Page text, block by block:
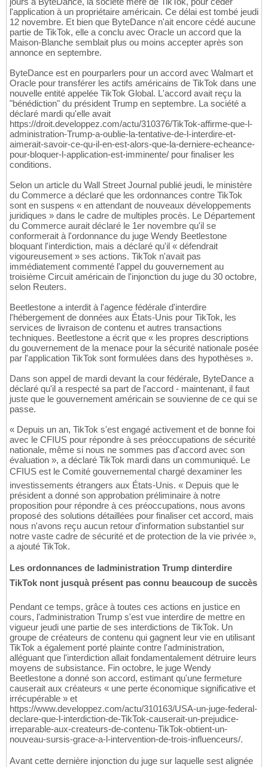
l'application à un propriétaire américain. Ce délai est tombé jeudi
12 novembre. Et bien que ByteDance n'ait encore cédé aucune
partie de TikTok, elle a conclu avec Oracle un accord que la
Maison-Blanche semblait plus ou moins accepter après son
annonce en septembre.
ByteDance est en pourparlers pour un accord avec Walmart et
Oracle pour transférer les actifs américains de TikTok dans une
nouvelle entité appelée TikTok Global. L'accord avait reçu la
"bénédiction" du président Trump en septembre. La société a
déclaré mardi qu'elle avait
https://droit.developpez.com/actu/310376/TikTok-affirme-que-l-
administration-Trump-a-oublie-la-tentative-de-l-interdire-et-
aimerait-savoir-ce-qu-il-en-est-alors-que-la-derniere-echeance-
pour-bloquer-l-application-est-imminente/ pour finaliser les
conditions.
Selon un article du Wall Street Journal publié jeudi, le ministère
du Commerce a déclaré que les ordonnances contre TikTok
sont en suspens « en attendant de nouveaux développements
juridiques » dans le cadre de multiples procès. Le Département
du Commerce aurait déclaré le 1er novembre qu'il se
conformerait à l'ordonnance du juge Wendy Beetlestone
bloquant l'interdiction, mais a déclaré qu'il « défendrait
vigoureusement » ses actions. TikTok n'avait pas
immédiatement commenté l'appel du gouvernement au
troisième Circuit américain de l'injonction du juge du 30 octobre,
selon Reuters.
Beetlestone a interdit à l'agence fédérale d'interdire
l'hébergement de données aux États-Unis pour TikTok, les
services de livraison de contenu et autres transactions
techniques. Beetlestone a écrit que « les propres descriptions
du gouvernement de la menace pour la sécurité nationale posée
par l'application TikTok sont formulées dans des hypothèses ».
Dans son appel de mardi devant la cour fédérale, ByteDance a
déclaré qu'il a respecté sa part de l'accord - maintenant, il faut
juste que le gouvernement américain se souvienne de ce qui se
passe.
« Depuis un an, TikTok s'est engagé activement et de bonne foi
avec le CFIUS pour répondre à ses préoccupations de sécurité
nationale, même si nous ne sommes pas d'accord avec son
évaluation », a déclaré TikTok mardi dans un communiqué. Le
CFIUS est le Comité gouvernemental chargé dexaminer les
investissements étrangers aux États-Unis. « Depuis que le
président a donné son approbation préliminaire à notre
proposition pour répondre à ces préoccupations, nous avons
proposé des solutions détaillées pour finaliser cet accord, mais
nous n'avons reçu aucun retour d'information substantiel sur
notre vaste cadre de sécurité et de protection de la vie privée »,
a ajouté TikTok.
Les ordonnances de ladministration Trump dinterdire
TikTok nont jusquà présent pas connu beaucoup de succès
Pendant ce temps, grâce à toutes ces actions en justice en
cours, l'administration Trump s'est vue interdire de mettre en
vigueur jeudi une partie de ses interdictions de TikTok. Un
groupe de créateurs de contenu qui gagnent leur vie en utilisant
TikTok a également porté plainte contre l'administration,
alléguant que l'interdiction allait fondamentalement détruire leurs
moyens de subsistance. Fin octobre, le juge Wendy
Beetlestone a donné son accord, estimant qu'une fermeture
causerait aux créateurs « une perte économique significative et
irrécupérable » et
https://www.developpez.com/actu/310163/USA-un-juge-federal-
declare-que-l-interdiction-de-TikTok-causerait-un-prejudice-
irreparable-aux-createurs-de-contenu-TikTok-obtient-un-
nouveau-sursis-grace-a-l-intervention-de-trois-influenceurs/.
Avant cette dernière injonction du juge sur laquelle sest alignée